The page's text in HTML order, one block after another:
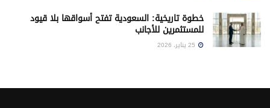
خطوة تاريخية: السعودية تفتح أسواقها بلا قيود
للمستثمرين للأجانب